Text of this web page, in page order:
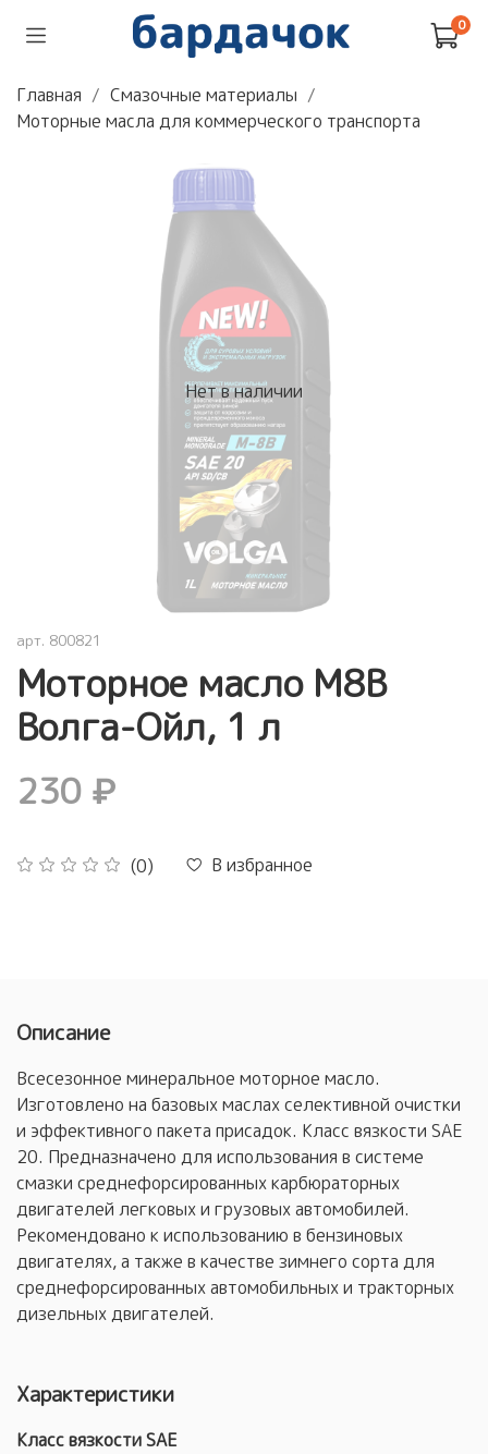
0
Главная
Смазочные материалы
Моторные масла для коммерческого транспорта
Нет в наличии
арт. 800821
Моторное масло М8В
Волга-Ойл, 1 л
(0) В избранное
230 ₽
Описание
Всесезонное минеральное моторное масло.
Изготовлено на базовых маслах селективной очистки
и эффективного пакета присадок. Класс вязкости SAE
20. Предназначено для использования в системе
смазки среднефорсированных карбюраторных
двигателей легковых и грузовых автомобилей.
Рекомендовано к использованию в бензиновых
двигателях, а также в качестве зимнего сорта для
среднефорсированных автомобильных и тракторных
дизельных двигателей.
Характеристики
Класс вязкости SAE